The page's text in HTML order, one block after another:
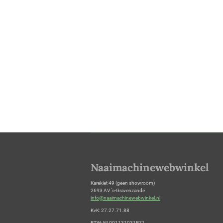
Naaimachinewebwinkel
Karekiet 49 (geen showroom)
2693 AV 's-Gravenzande
info@naaimachinewebwinkel.nl
KvK: 27.27.71.88